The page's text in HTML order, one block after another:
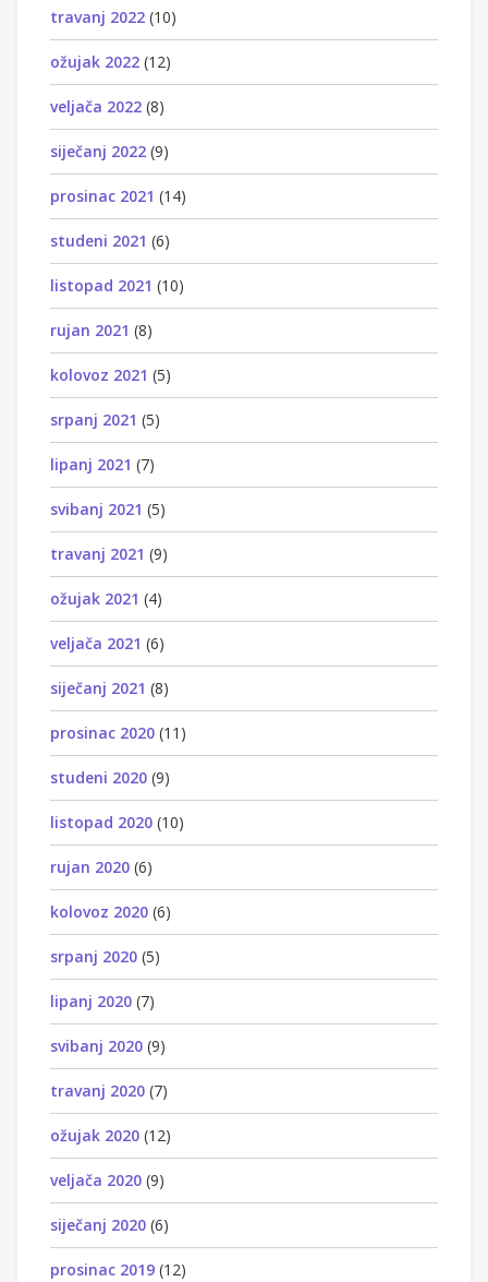
travanj 2022 (10)
ožujak 2022 (12)
veljača 2022 (8)
siječanj 2022 (9)
prosinac 2021 (14)
studeni 2021 (6)
listopad 2021 (10)
rujan 2021 (8)
kolovoz 2021 (5)
srpanj 2021 (5)
lipanj 2021 (7)
svibanj 2021 (5)
travanj 2021 (9)
ožujak 2021 (4)
veljača 2021 (6)
siječanj 2021 (8)
prosinac 2020 (11)
studeni 2020 (9)
listopad 2020 (10)
rujan 2020 (6)
kolovoz 2020 (6)
srpanj 2020 (5)
lipanj 2020 (7)
svibanj 2020 (9)
travanj 2020 (7)
ožujak 2020 (12)
veljača 2020 (9)
siječanj 2020 (6)
prosinac 2019 (12)